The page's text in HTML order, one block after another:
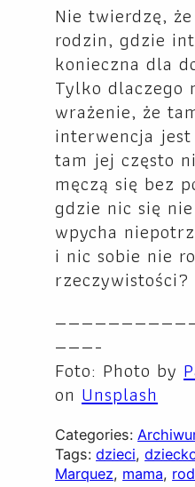
Nie twierdzę,
rodzin, gdzie
konieczna dla
Tylko dlaczego
wrażenie, że
interwencja
tam jej często
męczą się bez
gdzie nic się
wpycha
i nic sobie nie
rzeczywistości?
———-
Foto: Photo by
on Unsplash
Categories:
Tags:dzieci,
Marquez, mama,